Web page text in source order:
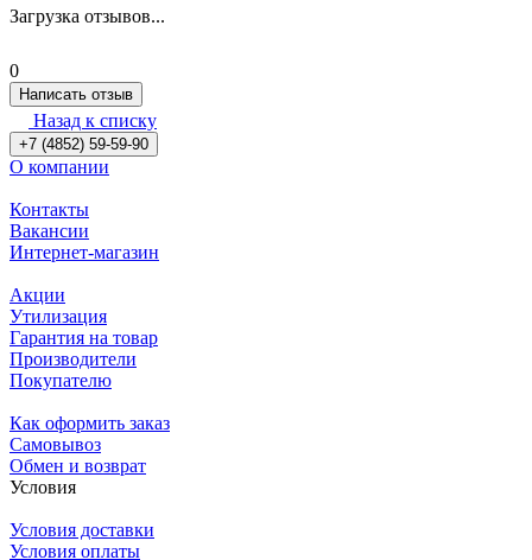
Загрузка отзывов...
0
Написать отзыв
Назад к списку
+7 (4852) 59-59-90
О компании
Контакты
Вакансии
Интернет-магазин
Акции
Утилизация
Гарантия на товар
Производители
Покупателю
Как оформить заказ
Самовывоз
Обмен и возврат
Условия
Условия доставки
Условия оплаты